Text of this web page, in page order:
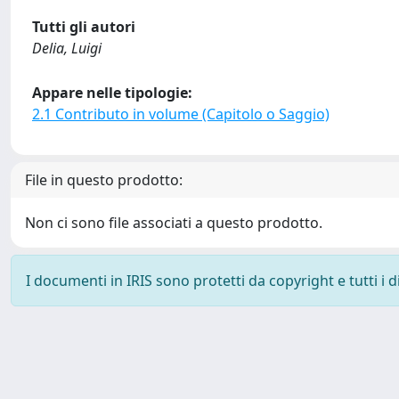
Tutti gli autori
Delia, Luigi
Appare nelle tipologie:
2.1 Contributo in volume (Capitolo o Saggio)
File in questo prodotto:
Non ci sono file associati a questo prodotto.
I documenti in IRIS sono protetti da copyright e tutti i